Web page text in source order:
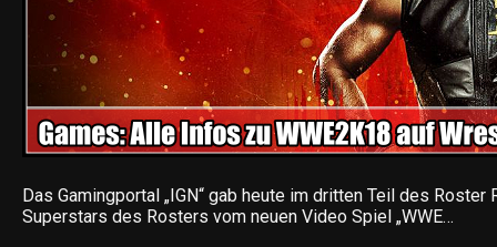
Das Gamingportal „IGN“ gab heute im dritten Teil des
Superstars des Rosters vom neuen Video Spiel „WWE…